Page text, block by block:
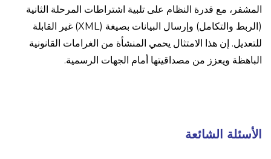
المشفر، مع قدرة النظام على تلبية اشتراطات المرحلة الثانية
(الربط والتكامل) وإرسال البيانات بصيغة (XML) غير القابلة
للتعديل. إن هذا الامتثال يحمي المنشأة من الغرامات القانونية
الباهظة ويعزز من مصداقيتها أمام الجهات الرسمية.
الأسئلة الشائعة